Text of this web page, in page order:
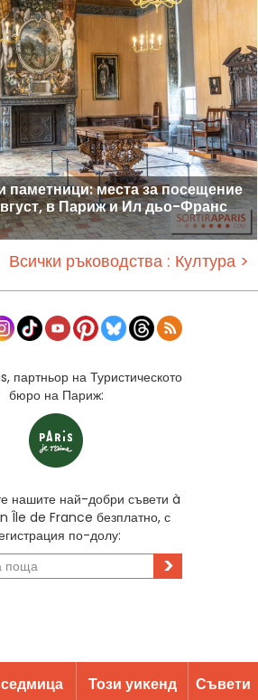
паметници: места за посещение
в Париж и Ил дьо-Франс
Всички ръководства : Култура >
партньор на Туристическото
бюро на Париж:
нашите най-добри съвети à
Île de France безплатно, с
по-долу:
>
Този уиĸенд Съвети